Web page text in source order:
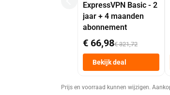
ExpressVPN Basic - 2
jaar + 4 maanden
abonnement
€ 66,98€ 321,72
Bekijk deal
Prijs en voorraad kunnen wijzigen.